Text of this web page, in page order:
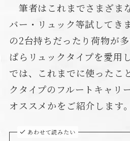
筆者はこれまでさまざま
バー・リュック等試してき
の2台持ちだったり荷物が
ぱらリュックタイプを愛用
では、これまでに使ったこ
クタイプのフルートキャリ
オススメかをご紹介します。
あわせて読みたい